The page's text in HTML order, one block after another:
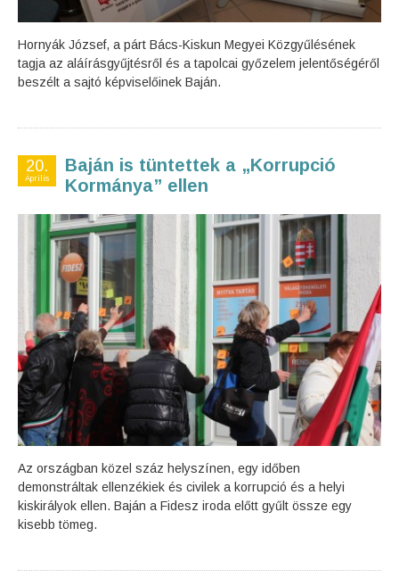
Hornyák József, a párt Bács-Kiskun Megyei Közgyűlésének
tagja az aláírásgyűjtésről és a tapolcai győzelem jelentőségéről
beszélt a sajtó képviselőinek Baján.
20.
Április
Baján is tüntettek a „Korrupció
Kormánya” ellen
Az országban közel száz helyszínen, egy időben
demonstráltak ellenzékiek és civilek a korrupció és a helyi
kiskirályok ellen. Baján a Fidesz iroda előtt gyűlt össze egy
kisebb tömeg.